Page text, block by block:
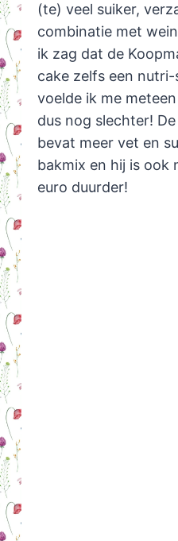
(te) veel suiker,
combinatie met
ik zag dat de
cake zelfs een
voelde ik me
dus nog slechter!
bevat meer vet en
bakmix en hij is ook
euro duurder!